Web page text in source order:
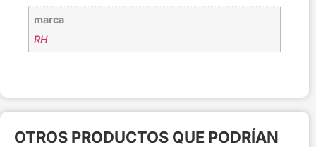
marca
RH
OTROS PRODUCTOS QUE PODRÍAN